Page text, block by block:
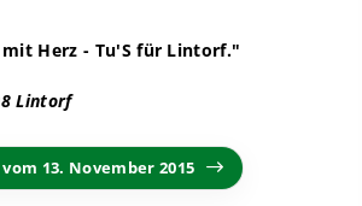
Herz - Tu'S für Lintorf."
Lintorf
13. November 2015